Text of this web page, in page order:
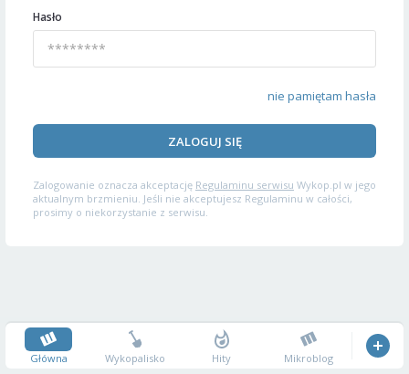
Hasło
nie pamiętam hasła
ZALOGUJ SIĘ
Zalogowanie oznacza akceptację Regulaminu serwisu Wykop.pl w jego
aktualnym brzmieniu. Jeśli nie akceptujesz Regulaminu w całości,
prosimy o niekorzystanie z serwisu.
Główna Wykopalisko Hity Mikroblog